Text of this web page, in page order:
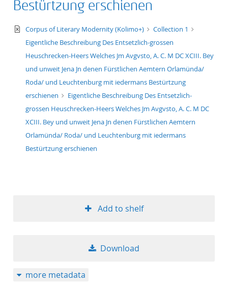
10
20
50
Bestürtzung erschienen
text/xml
Corpus of Literary Modernity (Kolimo+)
Collection 1
Eigentliche Beschreibung Des Entsetzlich-grossen
Heuschrecken-Heers Welches Jm Avgvsto, A. C. M DC XCIII. Bey
und unweit Jena Jn denen Fürstlichen Aemtern Orlamünda/
Roda/ und Leuchtenburg mit iedermans Bestürtzung
erschienen
Eigentliche Beschreibung Des Entsetzlich-
grossen Heuschrecken-Heers Welches Jm Avgvsto, A. C. M DC
XCIII. Bey und unweit Jena Jn denen Fürstlichen Aemtern
Orlamünda/ Roda/ und Leuchtenburg mit iedermans
Bestürtzung erschienen
Add to shelf
Download
more metadata